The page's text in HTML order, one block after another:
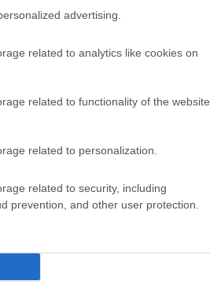
advertising.
related to analytics like cookies on
related to functionality of the website
related to personalization.
related to security, including
prevention, and other user protection.
KÖVETKEZŐ CIKK